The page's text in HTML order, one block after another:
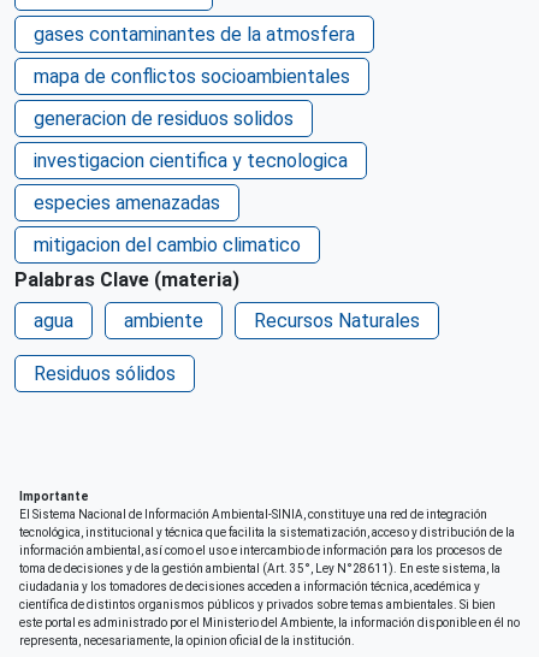
Perú Cusco
Perú Huancavelica
Perú Huánuco
Perú Ica
Perú Junín
Perú Lima
Perú Loreto
gases contaminantes de la atmosfera
mapa de conflictos socioambientales
generacion de residuos solidos
investigacion cientifica y tecnologica
especies amenazadas
mitigacion del cambio climatico
Palabras Clave (materia)
agua
ambiente Recursos Naturales
Residuos sólidos
Importante
El Sistema Nacional de Información Ambiental-SINIA, constituye una red de integración
tecnológica, institucional y técnica que facilita la sistematización, acceso y distribución de la
información ambiental, así como el uso e intercambio de información para los procesos de
toma de decisiones y de la gestión ambiental (Art. 35°, Ley N°28611). En este sistema, la
ciudadania y los tomadores de decisiones acceden a información técnica, acedémica y
científica de distintos organismos públicos y privados sobre temas ambientales. Si bien
este portal es administrado por el Ministerio del Ambiente, la información disponible en él no
representa, necesariamente, la opinion oficial de la institución.